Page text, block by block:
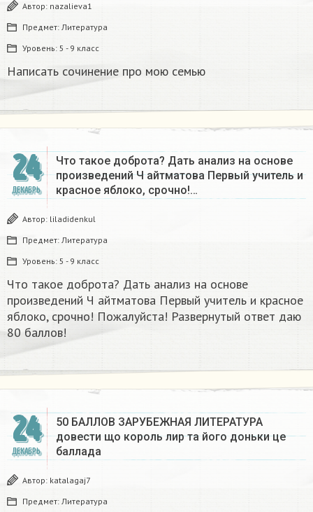
Автор: nazalieva1
Предмет: Литература
Уровень: 5 - 9 класс
Написать сочинение про мою семью ​
24
ДЕКАБРЬ
Что такое доброта? Дать анализ на основе
произведений Ч айтматова Первый учитель и
красное яблоко, срочно!…
Автор: liladidenkul
Предмет: Литература
Уровень: 5 - 9 класс
Что такое доброта? Дать анализ на основе
произведений Ч айтматова Первый учитель и красное
яблоко, срочно! Пожалуйста! Развернутый ответ даю
80 баллов!
24
ДЕКАБРЬ
50 БАЛЛОВ ЗАРУБЕЖНАЯ ЛИТЕРАТУРА
довести що король лир та його доньки це
баллада
Автор: katalagaj7
Предмет: Литература